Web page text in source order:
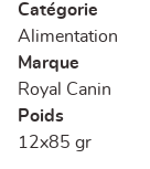
Catégorie
Alimentation
Marque
Royal Canin
Poids
12x85 gr